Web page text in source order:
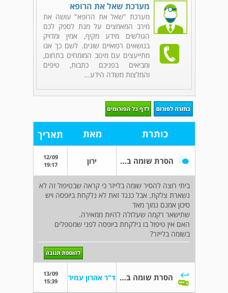
מערכת שאל את הרופא
מערכת "שאל את הרופא" עושה את
מירב המאמצים על מנת לספק לכם
הגולשים מידע מקיף, אמין ומדויק
בנושאים רפואיים שונים. לשם כך אנו
מתייעצים עם מיטב המומחים בתחום,
ומביאים בפניכם כתבות, טיפים
והמלצות משדה הידע...
כותרת מאת תאריך
הסרת שומה בלייזר ירון
12/09
19:17
ביתי רוצה להסיר שומה בלייזר כי קראה שבטיפול זה לא
נשארת צלקת. אבל כנגד זאת לא נלקחת ביופסה ויש
סיכון אמנם נמוך מאד
שתישאר רקמה שעלולה להיות ממאירה.
האם אין טיפול בו נילקחת ביופסה לפני שמטפלים
בשומה בלייזר?
הסרת שומה בלייזר ד"ר אהרון עמיר
13/09
15:39